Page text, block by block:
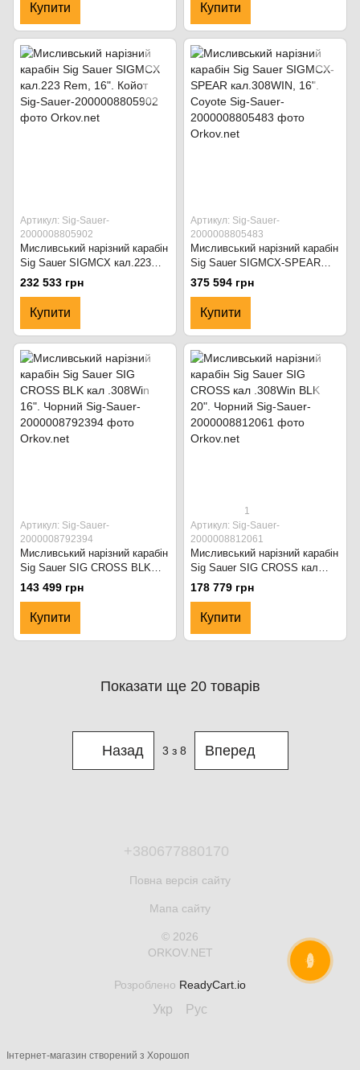
Купити Купити
Артикул: Sig-Sauer-
2000008805902
Мисливський нарізний карабін
Sig Sauer SIGMCX кал.223
Rem, 16". Койот
232 533 грн
Купити
Артикул: Sig-Sauer-
2000008805483
Мисливський нарізний карабін
Sig Sauer SIGMCX-SPEAR
кал.308WIN, 16". Coyote
375 594 грн
Купити
Артикул: Sig-Sauer-
2000008792394
Мисливський нарізний карабін
Sig Sauer SIG CROSS BLK
кал .308Win 16". Чорний
143 499 грн
Купити
1
Артикул: Sig-Sauer-
2000008812061
Мисливський нарізний карабін
Sig Sauer SIG CROSS кал
.308Win BLK 20". Чорний
178 779 грн
Купити
Показати ще 20 товарів
Назад 3 з 8 Вперед
+380677880170
Повна версія сайту
Мапа сайту
© 2026
ORKOV.NET
Розроблено ReadyCart.io
Укр Рус
Інтернет-магазин створений з Хорошоп
ОНЛАЙН ЧАТ